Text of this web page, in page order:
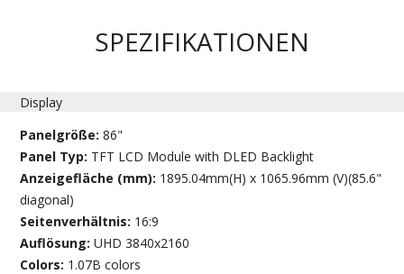
SPEZIFIKATIONEN
Display
Panelgröße:86"
Panel Typ: TFT LCD Module with DLED Backlight
Anzeigefläche (mm): 1895.04mm(H) x 1065.96mm (V)(85.6"
diagonal)
Seitenverhältnis: 16:9
Auflösung:UHD 3840x2160
Colors: 1.07B colors